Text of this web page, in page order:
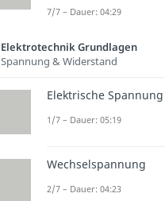
Lorentzkraft
zur Stelle
Die Formel für den
7/7 – Dauer: 04:29
Elektrotechnik Grundlagen
Spannung & Widerstand
Elektrische Spannung
1/7 – Dauer: 05:19
Wechselspannung
2/7 – Dauer: 04:23